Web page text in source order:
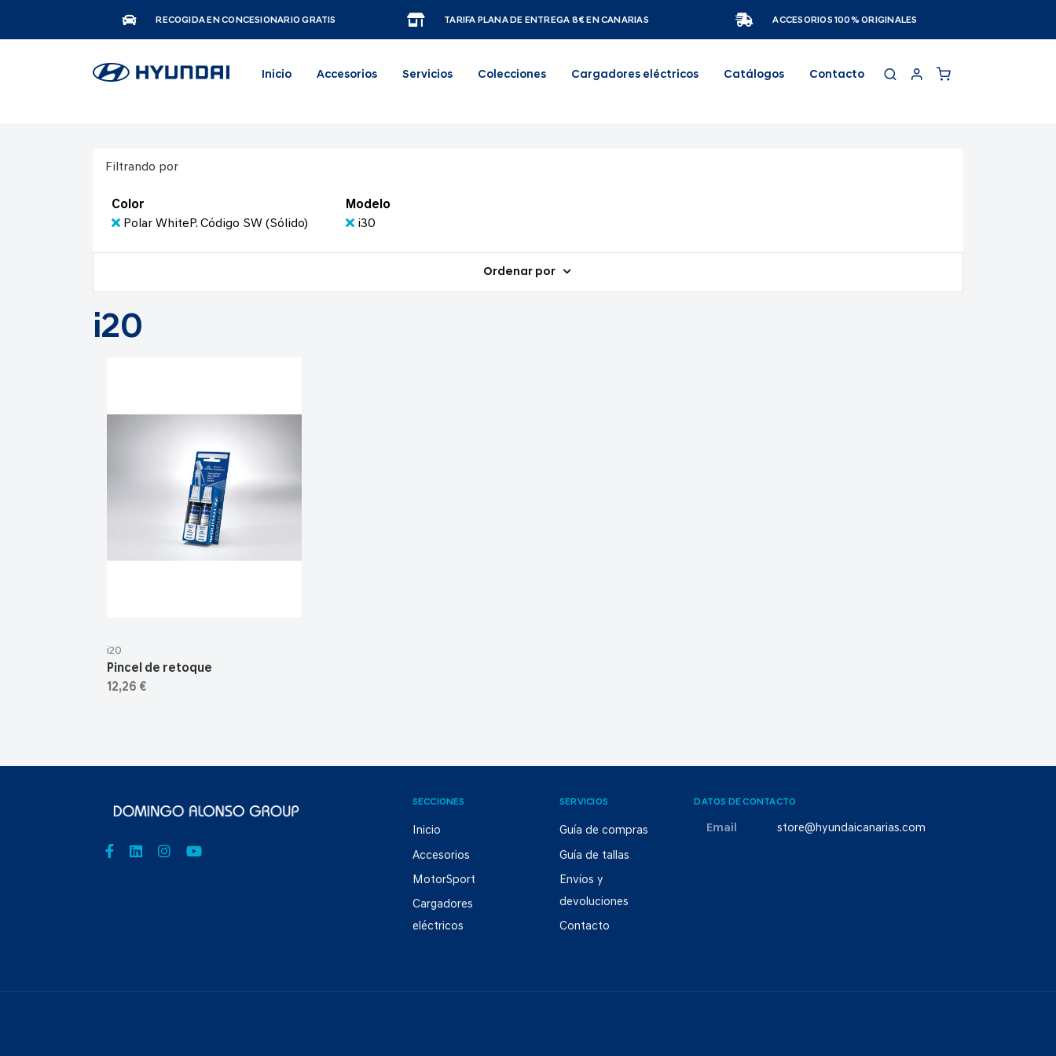
RECOGIDA EN CONCESIONARIO GRATIS TARIFA PLANA DE ENTREGA 8€ EN CANARIAS ACCESORIOS 100% ORIGINALES
Inicio Accesorios Servicios Colecciones Cargadores eléctricos Catálogos Contacto
Filtrando por
Color
Polar WhiteP. Código SW (Sólido)
Modelo
i30
Ordenar por
i20
i20
Pincel de retoque
12,26 €
SECCIONES
Inicio
Accesorios
MotorSport
Cargadores
eléctricos
SERVICIOS
Guía de compras
Guía de tallas
Envíos y
devoluciones
Contacto
DATOS DE CONTACTO
Email store@hyundaicanarias.com